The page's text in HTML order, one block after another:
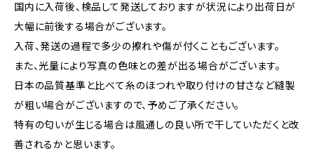
国内に入荷後、検品して発送しておりますが状況により出荷日が
大幅に前後する場合がございます。
入荷、発送の過程で多少の擦れや傷が付くこともございます。
また、光量により写真の色味との差が出る場合がございます。
日本の品質基準と比べて糸のほつれや取り付けの甘さなど縫製
が粗い場合がございますので、予めご了承ください。
特有の匂いが生じる場合は風通しの良い所で干していただくと改
善されるかと思います。